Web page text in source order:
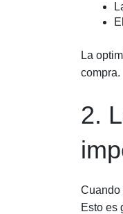
La
compra.
2.
Cuando
Esto es